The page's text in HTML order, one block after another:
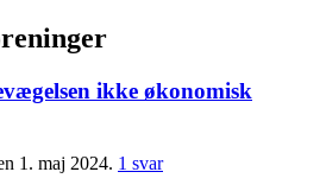
ikke økonomisk
1. maj 2024. 1 svar